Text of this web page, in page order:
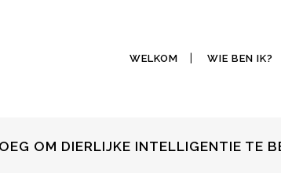
WELKOM WIE BEN IK?
OM DIERLIJKE INTELLIGENTIE TE